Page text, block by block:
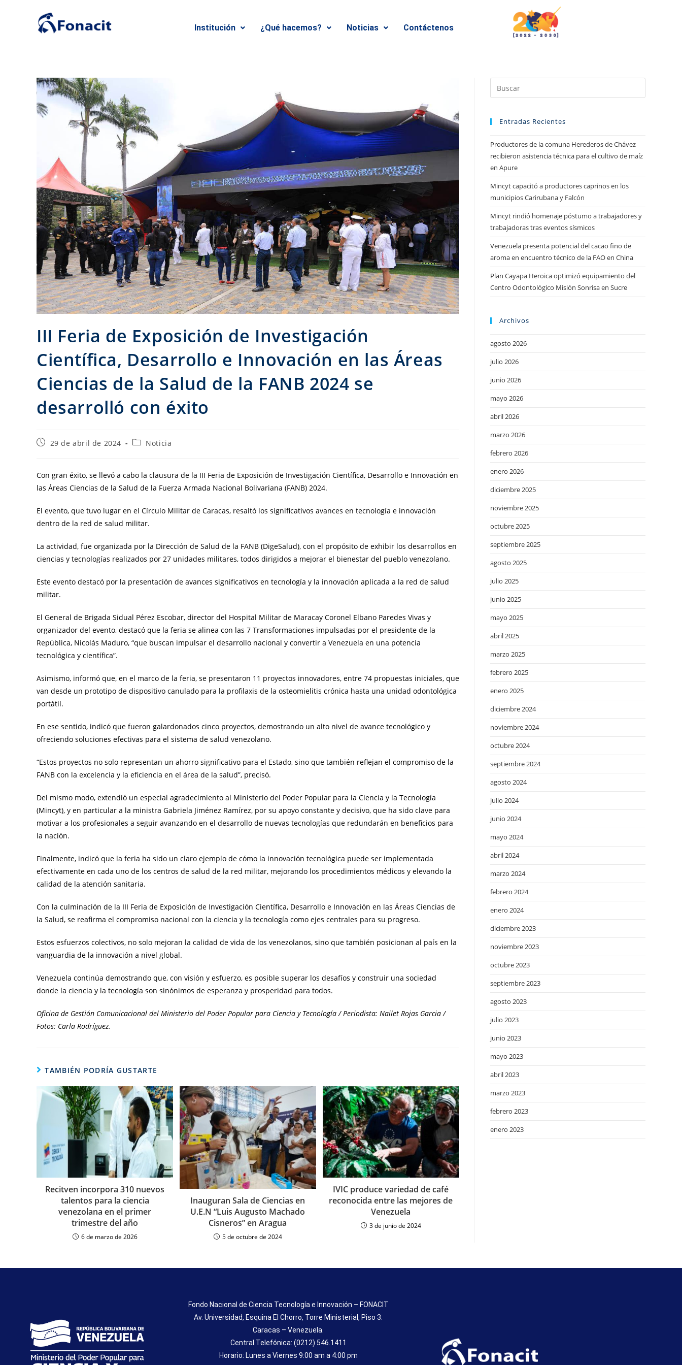
Institución ¿Qué hacemos? Noticias Contáctenos
III Feria de Exposición de Investigación
Científica, Desarrollo e Innovación en las Áreas
Ciencias de la Salud de la FANB 2024 se
desarrolló con éxito
29 de abril de 2024 Noticia
Con gran éxito, se llevó a cabo la clausura de la III Feria de Exposición de Investigación Científica, Desarrollo e Innovación en
las Áreas Ciencias de la Salud de la Fuerza Armada Nacional Bolivariana (FANB) 2024.
El evento, que tuvo lugar en el Círculo Militar de Caracas, resaltó los significativos avances en tecnología e innovación
dentro de la red de salud militar.
La actividad, fue organizada por la Dirección de Salud de la FANB (DigeSalud), con el propósito de exhibir los desarrollos en
ciencias y tecnologías realizados por 27 unidades militares, todos dirigidos a mejorar el bienestar del pueblo venezolano.
Este evento destacó por la presentación de avances significativos en tecnología y la innovación aplicada a la red de salud
militar.
El General de Brigada Sidual Pérez Escobar, director del Hospital Militar de Maracay Coronel Elbano Paredes Vivas y
organizador del evento, destacó que la feria se alinea con las 7 Transformaciones impulsadas por el presidente de la
República, Nicolás Maduro, “que buscan impulsar el desarrollo nacional y convertir a Venezuela en una potencia
tecnológica y científica”.
Asimismo, informó que, en el marco de la feria, se presentaron 11 proyectos innovadores, entre 74 propuestas iniciales, que
van desde un prototipo de dispositivo canulado para la profilaxis de la osteomielitis crónica hasta una unidad odontológica
portátil.
En ese sentido, indicó que fueron galardonados cinco proyectos, demostrando un alto nivel de avance tecnológico y
ofreciendo soluciones efectivas para el sistema de salud venezolano.
“Estos proyectos no solo representan un ahorro significativo para el Estado, sino que también reflejan el compromiso de la
FANB con la excelencia y la eficiencia en el área de la salud”, precisó.
Del mismo modo, extendió un especial agradecimiento al Ministerio del Poder Popular para la Ciencia y la Tecnología
(Mincyt), y en particular a la ministra Gabriela Jiménez Ramírez, por su apoyo constante y decisivo, que ha sido clave para
motivar a los profesionales a seguir avanzando en el desarrollo de nuevas tecnologías que redundarán en beneficios para
la nación.
Finalmente, indicó que la feria ha sido un claro ejemplo de cómo la innovación tecnológica puede ser implementada
efectivamente en cada uno de los centros de salud de la red militar, mejorando los procedimientos médicos y elevando la
calidad de la atención sanitaria.
Con la culminación de la III Feria de Exposición de Investigación Científica, Desarrollo e Innovación en las Áreas Ciencias de
la Salud, se reafirma el compromiso nacional con la ciencia y la tecnología como ejes centrales para su progreso.
Estos esfuerzos colectivos, no solo mejoran la calidad de vida de los venezolanos, sino que también posicionan al país en la
vanguardia de la innovación a nivel global.
Venezuela continúa demostrando que, con visión y esfuerzo, es posible superar los desafíos y construir una sociedad
donde la ciencia y la tecnología son sinónimos de esperanza y prosperidad para todos.
Oficina de Gestión Comunicacional del Ministerio del Poder Popular para Ciencia y Tecnología / Periodista: Nailet Rojas Garcia /
Fotos: Carla Rodríguez.
TAMBIÉN PODRÍA GUSTARTE
Recitven incorpora 310 nuevos
talentos para la ciencia
venezolana en el primer
trimestre del año
6 de marzo de 2026
Inauguran Sala de Ciencias en
U.E.N “Luis Augusto Machado
Cisneros” en Aragua
5 de octubre de 2024
IVIC produce variedad de café
reconocida entre las mejores de
Venezuela
3 de junio de 2024
Entradas Recientes
Productores de la comuna Herederos de Chávez
recibieron asistencia técnica para el cultivo de maíz
en Apure
Mincyt capacitó a productores caprinos en los
municipios Carirubana y Falcón
Mincyt rindió homenaje póstumo a trabajadores y
trabajadoras tras eventos sísmicos
Venezuela presenta potencial del cacao fino de
aroma en encuentro técnico de la FAO en China
Plan Cayapa Heroica optimizó equipamiento del
Centro Odontológico Misión Sonrisa en Sucre
Archivos
agosto 2026
julio 2026
junio 2026
mayo 2026
abril 2026
marzo 2026
febrero 2026
enero 2026
diciembre 2025
noviembre 2025
octubre 2025
septiembre 2025
agosto 2025
julio 2025
junio 2025
mayo 2025
abril 2025
marzo 2025
febrero 2025
enero 2025
diciembre 2024
noviembre 2024
octubre 2024
septiembre 2024
agosto 2024
julio 2024
junio 2024
mayo 2024
abril 2024
marzo 2024
febrero 2024
enero 2024
diciembre 2023
noviembre 2023
octubre 2023
septiembre 2023
agosto 2023
julio 2023
junio 2023
mayo 2023
abril 2023
marzo 2023
febrero 2023
enero 2023
Fondo Nacional de Ciencia Tecnología e Innovación – FONACIT
Av. Universidad, Esquina El Chorro, Torre Ministerial, Piso 3.
Caracas – Venezuela.
Central Telefónica: (0212) 546.1411
Horario: Lunes a Viernes 9:00 am a 4:00 pm